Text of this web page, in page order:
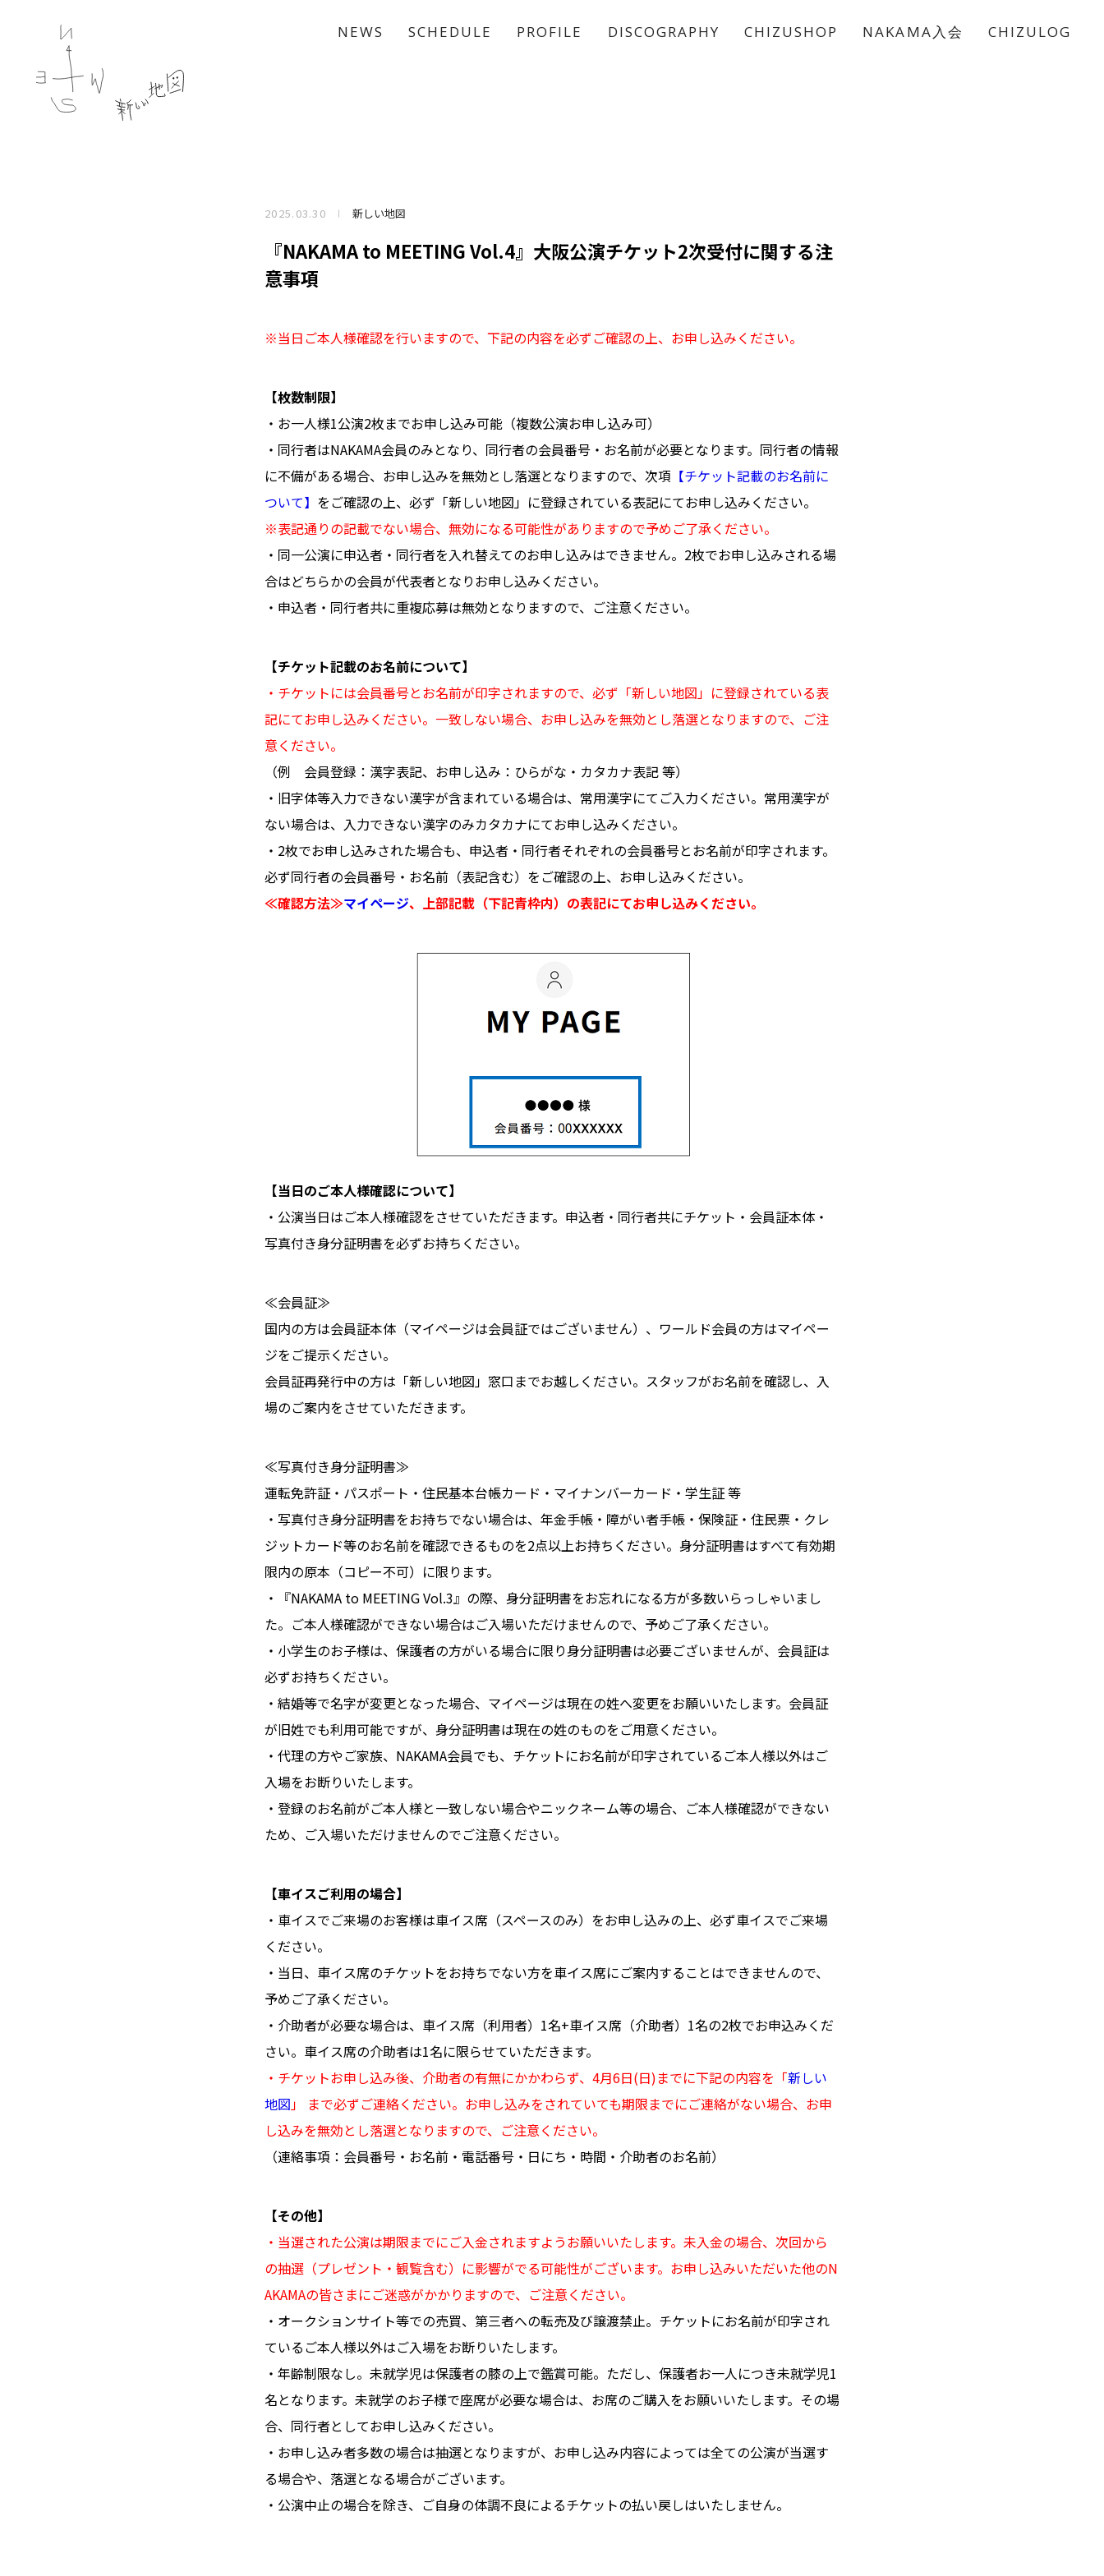
NEWS SCHEDULE PROFILE DISCOGRAPHY CHIZUSHOP NAKAMA入会 CHIZULOG
2025.03.30 新しい地図
『NAKAMA to MEETING Vol.4』大阪公演チケット2次受付に関する注
意事項
※当日ご本人様確認を行いますので、下記の内容を必ずご確認の上、お申し込みください。
【枚数制限】
・お一人様1公演2枚までお申し込み可能（複数公演お申し込み可）
・同行者はNAKAMA会員のみとなり、同行者の会員番号・お名前が必要となります。同行者の情報
に不備がある場合、お申し込みを無効とし落選となりますので、次項 【チケット記載のお名前に
ついて】 をご確認の上、必ず「新しい地図」に登録されている表記にてお申し込みください。
※表記通りの記載でない場合、無効になる可能性がありますので予めご了承ください。
・同一公演に申込者・同行者を入れ替えてのお申し込みはできません。2枚でお申し込みされる場
合はどちらかの会員が代表者となりお申し込みください。
・申込者・同行者共に重複応募は無効となりますので、ご注意ください。
【チケット記載のお名前について】
・チケットには会員番号とお名前が印字されますので、必ず「新しい地図」に登録されている表
記にてお申し込みください。一致しない場合、お申し込みを無効とし落選となりますので、ご注
意ください。
（例 会員登録：漢字表記、お申し込み：ひらがな・カタカナ表記 等）
・旧字体等入力できない漢字が含まれている場合は、常用漢字にてご入力ください。常用漢字が
ない場合は、入力できない漢字のみカタカナにてお申し込みください。
・2枚でお申し込みされた場合も、申込者・同行者それぞれの会員番号とお名前が印字されます。
必ず同行者の会員番号・お名前（表記含む）をご確認の上、お申し込みください。
≪確認方法≫マイページ、上部記載（下記青枠内）の表記にてお申し込みください。
【当日のご本人様確認について】
・公演当日はご本人様確認をさせていただきます。申込者・同行者共にチケット・会員証本体・
写真付き身分証明書を必ずお持ちください。
≪会員証≫
国内の方は会員証本体（マイページは会員証ではございません）、ワールド会員の方はマイペー
ジをご提示ください。
会員証再発行中の方は「新しい地図」窓口までお越しください。スタッフがお名前を確認し、入
場のご案内をさせていただきます。
≪写真付き身分証明書≫
運転免許証・パスポート・住民基本台帳カード・マイナンバーカード・学生証 等
・写真付き身分証明書をお持ちでない場合は、年金手帳・障がい者手帳・保険証・住民票・クレ
ジットカード等のお名前を確認できるものを2点以上お持ちください。身分証明書はすべて有効期
限内の原本（コピー不可）に限ります。
・『NAKAMA to MEETING Vol.3』の際、身分証明書をお忘れになる方が多数いらっしゃいまし
た。ご本人様確認ができない場合はご入場いただけませんので、予めご了承ください。
・小学生のお子様は、保護者の方がいる場合に限り身分証明書は必要ございませんが、会員証は
必ずお持ちください。
・結婚等で名字が変更となった場合、マイページは現在の姓へ変更をお願いいたします。会員証
が旧姓でも利用可能ですが、身分証明書は現在の姓のものをご用意ください。
・代理の方やご家族、NAKAMA会員でも、チケットにお名前が印字されているご本人様以外はご
入場をお断りいたします。
・登録のお名前がご本人様と一致しない場合やニックネーム等の場合、ご本人様確認ができない
ため、ご入場いただけませんのでご注意ください。
【車イスご利用の場合】
・車イスでご来場のお客様は車イス席（スペースのみ）をお申し込みの上、必ず車イスでご来場
ください。
・当日、車イス席のチケットをお持ちでない方を車イス席にご案内することはできませんので、
予めご了承ください。
・介助者が必要な場合は、車イス席（利用者）1名+車イス席（介助者）1名の2枚でお申込みくだ
さい。車イス席の介助者は1名に限らせていただきます。
・チケットお申し込み後、介助者の有無にかかわらず、4月6日(日)までに下記の内容を「新しい
地図」 まで必ずご連絡ください。お申し込みをされていても期限までにご連絡がない場合、お申
し込みを無効とし落選となりますので、ご注意ください。
（連絡事項：会員番号・お名前・電話番号・日にち・時間・介助者のお名前）
【その他】
・当選された公演は期限までにご入金されますようお願いいたします。未入金の場合、次回から
の抽選（プレゼント・観覧含む）に影響がでる可能性がございます。お申し込みいただいた他のN
AKAMAの皆さまにご迷惑がかかりますので、ご注意ください。
・オークションサイト等での売買、第三者への転売及び譲渡禁止。チケットにお名前が印字され
ているご本人様以外はご入場をお断りいたします。
・年齢制限なし。未就学児は保護者の膝の上で鑑賞可能。ただし、保護者お一人につき未就学児1
名となります。未就学のお子様で座席が必要な場合は、お席のご購入をお願いいたします。その場
合、同行者としてお申し込みください。
・お申し込み者多数の場合は抽選となりますが、お申し込み内容によっては全ての公演が当選す
る場合や、落選となる場合がございます。
・公演中止の場合を除き、ご自身の体調不良によるチケットの払い戻しはいたしません。